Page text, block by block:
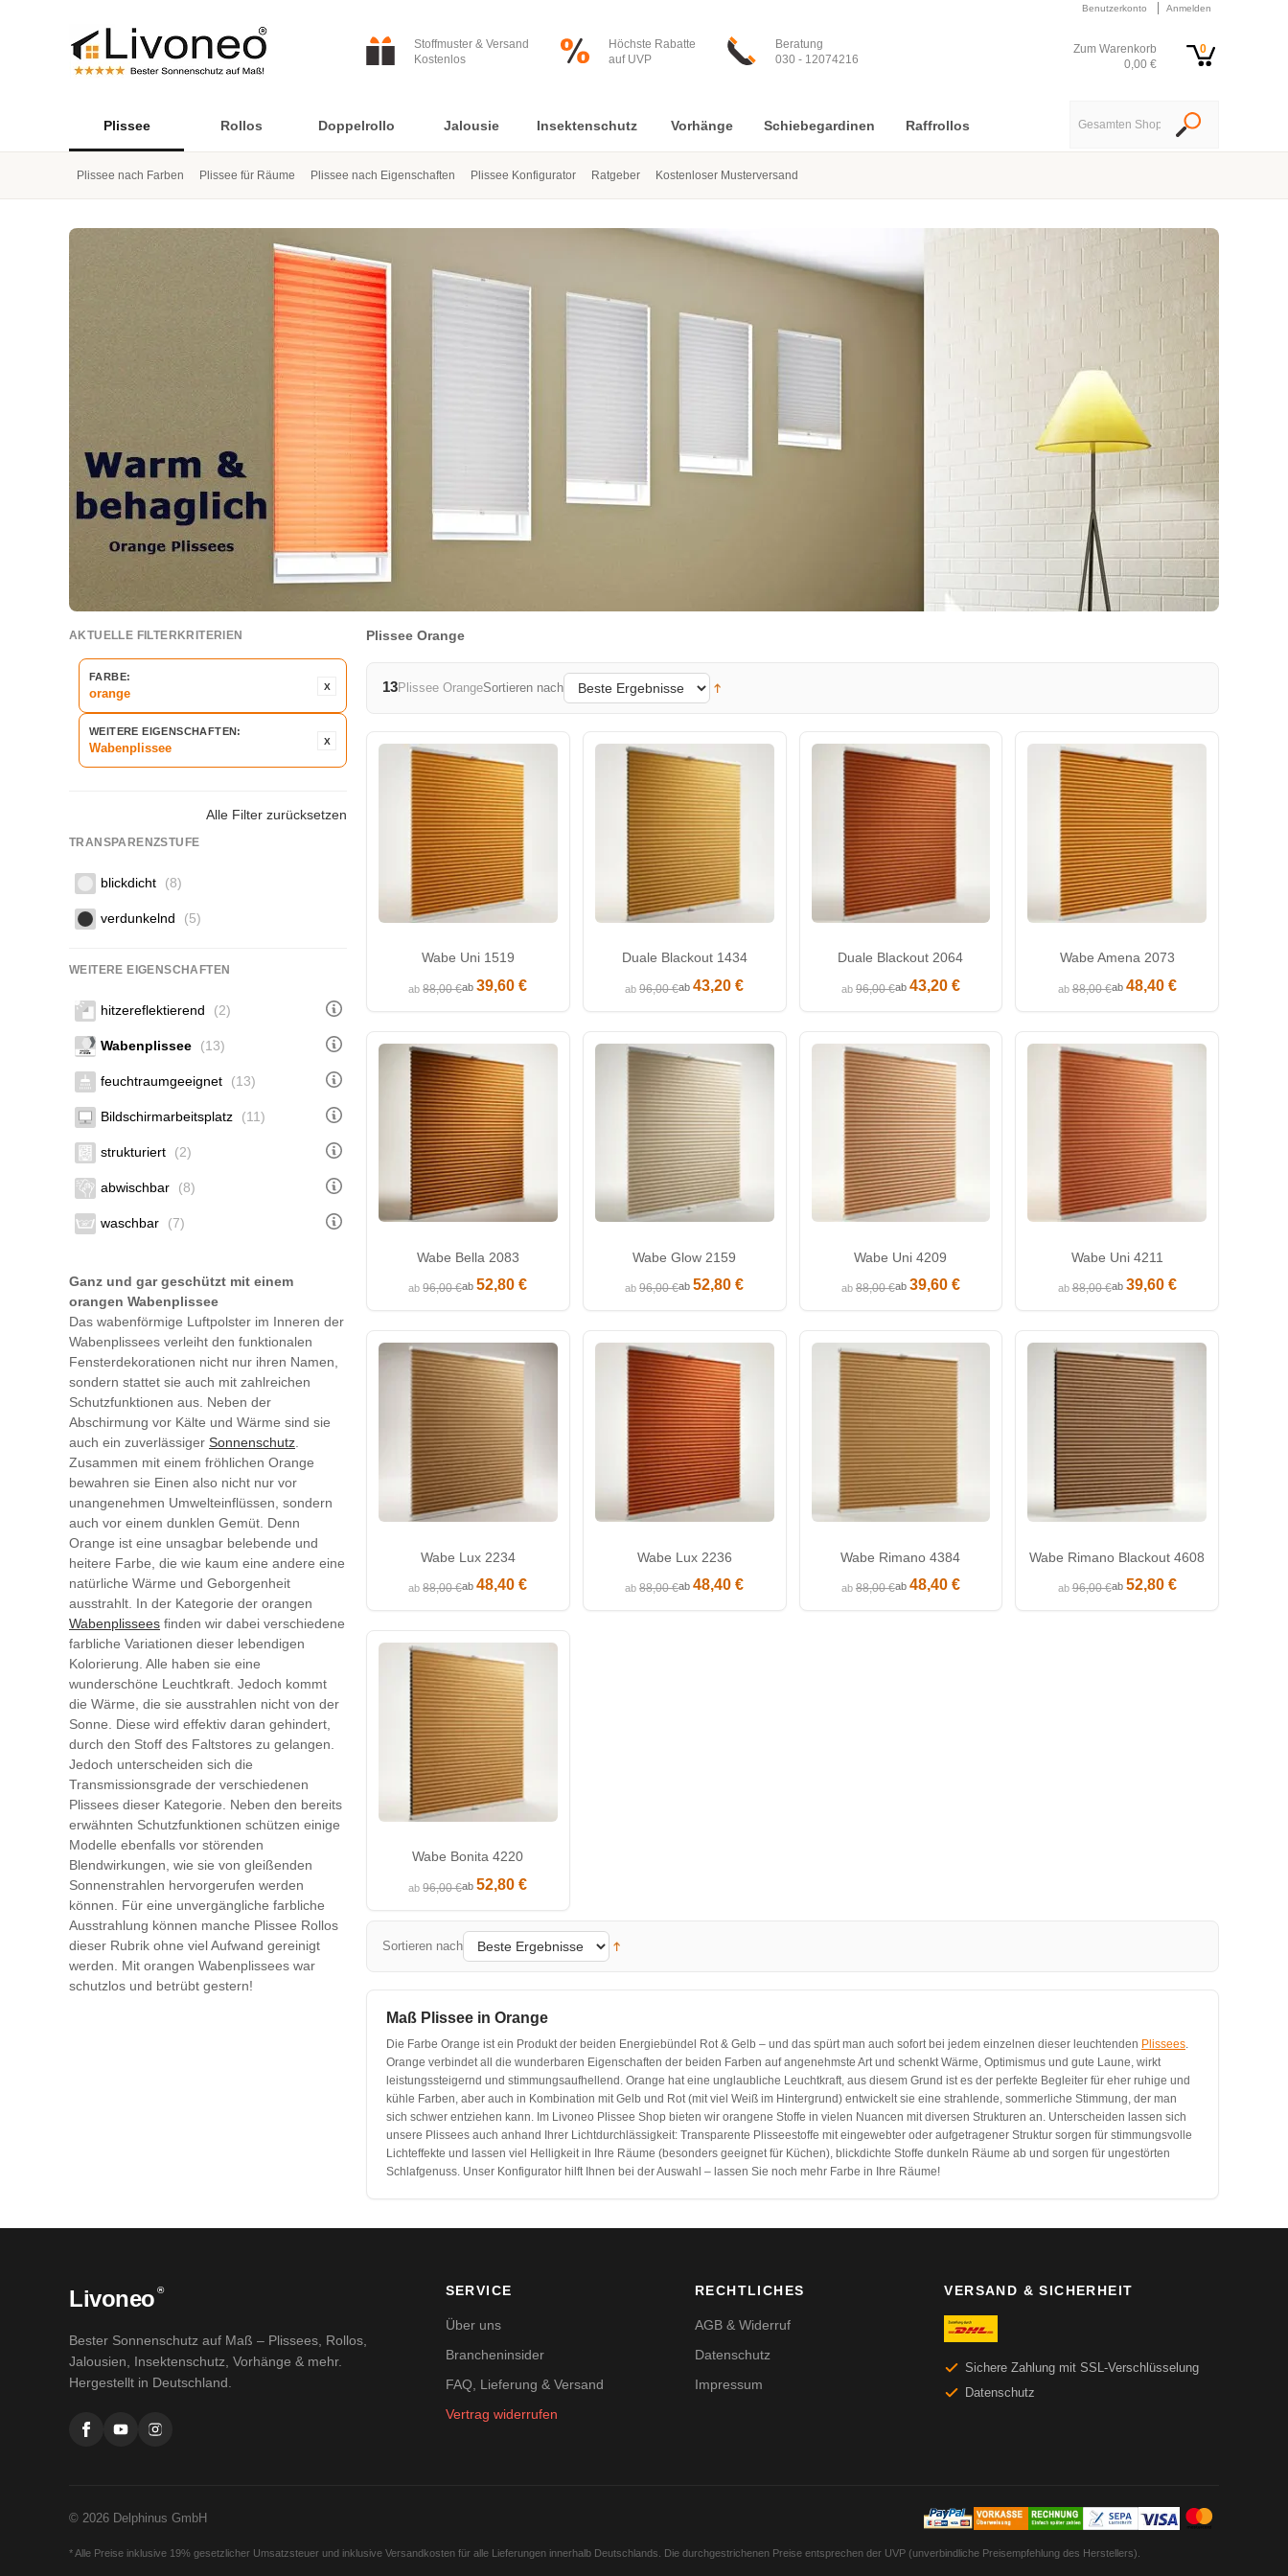
Benutzerkonto Anmelden
Stoffmuster & Versand
Kostenlos
Höchste Rabatte
auf UVP
Beratung
030 - 12074216
Zum Warenkorb
0,00 €
0
Plissee
Plissee nach Farben Plissee für Räume Plissee nach Eigenschaften Plissee Konfigurator Ratgeber Kostenloser Musterversand
Rollos Doppelrollo Jalousie Insektenschutz Vorhänge Schiebegardinen Raffrollos
AKTUELLE FILTERKRITERIEN
FARBE:
orange
WEITERE EIGENSCHAFTEN:
Wabenplissee
Alle Filter zurücksetzen
TRANSPARENZSTUFE
blickdicht (8)
verdunkelnd (5)
WEITERE EIGENSCHAFTEN
hitzereflektierend (2)
Wabenplissee (13)
feuchtraumgeeignet (13)
Bildschirmarbeitsplatz (11)
strukturiert (2)
abwischbar (8)
waschbar (7)
Ganz und gar geschützt mit einem
orangen Wabenplissee
Das wabenförmige Luftpolster im Inneren der
Wabenplissees verleiht den funktionalen
Fensterdekorationen nicht nur ihren Namen,
sondern stattet sie auch mit zahlreichen
Schutzfunktionen aus. Neben der
Abschirmung vor Kälte und Wärme sind sie
auch ein zuverlässiger Sonnenschutz
Zusammen mit einem fröhlichen Orange
bewahren sie Einen also nicht nur vor
unangenehmen Umwelteinflüssen, sondern
auch vor einem dunklen Gemüt. Denn
Orange ist eine unsagbar belebende und
heitere Farbe, die wie kaum eine andere eine
natürliche Wärme und Geborgenheit
ausstrahlt. In der Kategorie der orangen
Wabenplissees finden wir dabei verschiedene
farbliche Variationen dieser lebendigen
Kolorierung. Alle haben sie eine
wunderschöne Leuchtkraft. Jedoch kommt
die Wärme, die sie ausstrahlen nicht von der
Sonne. Diese wird effektiv daran gehindert,
durch den Stoff des Faltstores zu gelangen.
Jedoch unterscheiden sich die
Transmissionsgrade der verschiedenen
Plissees dieser Kategorie. Neben den bereits
erwähnten Schutzfunktionen schützen einige
Modelle ebenfalls vor störenden
Blendwirkungen, wie sie von gleißenden
Sonnenstrahlen hervorgerufen werden
können. Für eine unvergängliche farbliche
Ausstrahlung können manche Plissee Rollos
dieser Rubrik ohne viel Aufwand gereinigt
werden. Mit orangen Wabenplissees war
schutzlos und betrübt gestern!
Plissee Orange
13Plissee OrangeSortieren nach
Wabe Uni 1519
ab88,00 €ab39,60 €
Duale Blackout 1434
ab96,00 €ab43,20 €
Duale Blackout 2064
ab 96,00 €ab 43,20 €
Wabe Amena 2073
ab88,00 €ab 48,40 €
Wabe Bella 2083
ab96,00 €ab52,80 €
Wabe Glow 2159
ab96,00 €ab52,80 €
Wabe Uni 4209
ab 88,00 €ab 39,60 €
Wabe Uni 4211
ab88,00 €ab 39,60 €
Wabe Lux 2234
ab88,00 €ab48,40 €
Wabe Lux 2236
ab88,00 €ab48,40 €
Wabe Rimano 4384
ab 88,00 €ab 48,40 €
Wabe Rimano Blackout 4608
ab96,00 €ab 52,80 €
Wabe Bonita 4220
ab96,00 €ab52,80 €
Sortieren nach
Maß Plissee in Orange
Die Farbe Orange ist ein Produkt der beiden Energiebündel Rot & Gelb – und das spürt man auch sofort bei jedem einzelnen dieser leuchtenden Plissees
Orange verbindet all die wunderbaren Eigenschaften der beiden Farben auf angenehmste Art und schenkt Wärme, Optimismus und gute Laune, wirkt
leistungssteigernd und stimmungsaufhellend. Orange hat eine unglaubliche Leuchtkraft, aus diesem Grund ist es der perfekte Begleiter für eher ruhige und
kühle Farben, aber auch in Kombination mit Gelb und Rot (mit viel Weiß im Hintergrund) entwickelt sie eine strahlende, sommerliche Stimmung, der man
sich schwer entziehen kann. Im Livoneo Plissee Shop bieten wir orangene Stoffe in vielen Nuancen mit diversen Strukturen an. Unterscheiden lassen sich
unsere Plissees auch anhand Ihrer Lichtdurchlässigkeit: Transparente Plisseestoffe mit eingewebter oder aufgetragener Struktur sorgen für stimmungsvolle
Lichteffekte und lassen viel Helligkeit in Ihre Räume (besonders geeignet für Küchen), blickdichte Stoffe dunkeln Räume ab und sorgen für ungestörten
Schlafgenuss. Unser Konfigurator hilft Ihnen bei der Auswahl – lassen Sie noch mehr Farbe in Ihre Räume!
Livoneo ®
Bester Sonnenschutz auf Maß – Plissees, Rollos,
Jalousien, Insektenschutz, Vorhänge & mehr.
Hergestellt in Deutschland.
SERVICE
Über uns
Brancheninsider
FAQ, Lieferung & Versand
Vertrag widerrufen
RECHTLICHES
AGB & Widerruf
Datenschutz
Impressum
VERSAND & SICHERHEIT
Sichere Zahlung mit SSL-Verschlüsselung
Datenschutz
© 2026 Delphinus GmbH
* Alle Preise inklusive 19% gesetzlicher Umsatzsteuer und inklusive Versandkosten für alle Lieferungen innerhalb Deutschlands. Die durchgestrichenen Preise entsprechen der UVP (unverbindliche Preisempfehlung des Herstellers).